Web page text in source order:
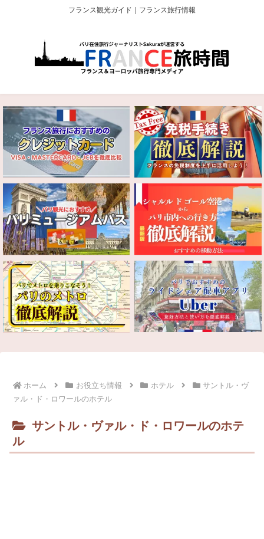
フランス観光ガイド｜フランス旅行情報
ホーム お役立ち情報 ホテル
サントル・ヴ
ァル・ド・ロワールのホテル
サントル・ヴァル・ド・ロワールのホテ
ル